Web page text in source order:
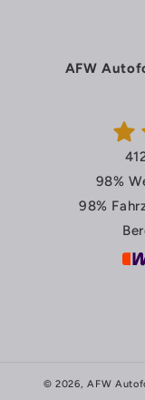
AFW
98%
98%
© 2026,AFW